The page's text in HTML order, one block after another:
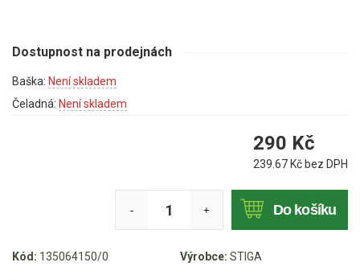
Benzínové pily
Aku pily
Elektrické pily
AKU zahradní technika
Kód: 135064150/0 Výrobce: STIGA
Dostupnost na prodejnách
Baška: Není skladem
Čeladná: Není skladem
290 Kč
239.67 Kč bez DPH
- + Do košíku